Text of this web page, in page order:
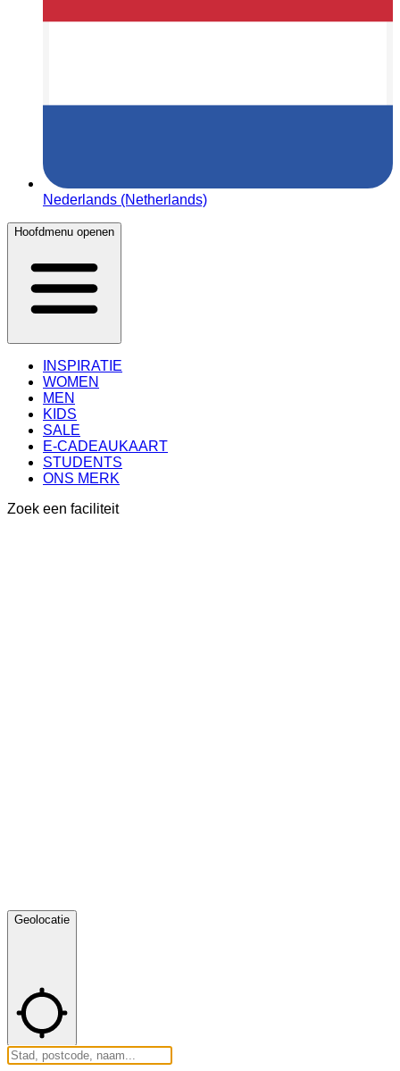
Nederlands (Netherlands)
Hoofdmenu openen
INSPIRATIE
WOMEN
MEN
KIDS
SALE
E-CADEAUKAART
STUDENTS
ONS MERK
Zoek een faciliteit
Geolocatie